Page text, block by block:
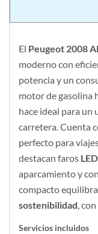
El Peugeot 2008
moderno con
potencia y un
motor de gasolina
hace ideal para un
carretera. Cuenta
perfecto para
destacan faros LED
aparcamiento y
compacto
sostenibilidad,
Servicios incluidos